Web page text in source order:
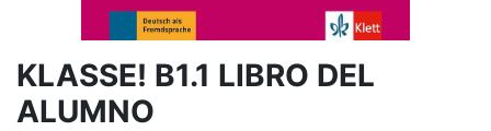
KLASSE! B1.1 LIBRO DEL
ALUMNO